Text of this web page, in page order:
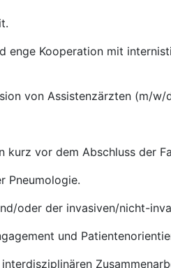
enge Kooperation mit
von Assistenzärzten (m/w/
vor dem Abschluss der
Pneumologie.
oder der invasiven/nicht-
und